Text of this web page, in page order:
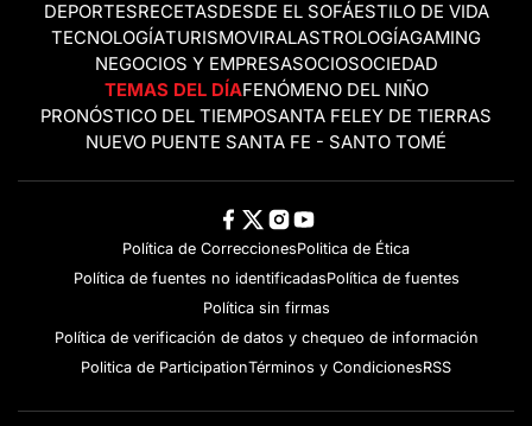
DEPORTESRECETASDESDE EL SOFÁESTILO DE VIDA
TECNOLOGÍATURISMOVIRALASTROLOGÍAGAMING
NEGOCIOS Y EMPRESASOCIOSOCIEDAD
TEMAS DEL DÍAFENÓMENO DEL NIÑO
PRONÓSTICO DEL TIEMPOSANTA FELEY DE TIERRAS
NUEVO PUENTE SANTA FE - SANTO TOMÉ
Política de CorreccionesPolitica de Ética
Política de fuentes no identificadasPolítica de fuentes
Política sin firmas
Política de verificación de datos y chequeo de información
Politica de ParticipationTérminos y CondicionesRSS